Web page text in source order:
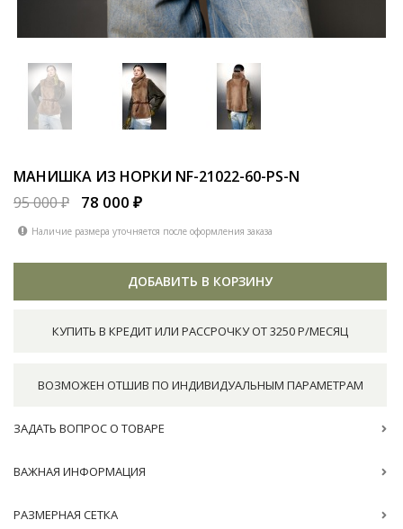
МАНИШКА ИЗ НОРКИ NF-21022-60-PS-N
95 000 ₽
78 000 ₽
Наличие размера уточняется после оформления заказа
ДОБАВИТЬ В КОРЗИНУ
КУПИТЬ В КРЕДИТ ИЛИ РАССРОЧКУ ОТ 3250 Р/МЕСЯЦ
ВОЗМОЖЕН ОТШИВ ПО ИНДИВИДУАЛЬНЫМ ПАРАМЕТРАМ
ЗАДАТЬ ВОПРОС О ТОВАРЕ
ВАЖНАЯ ИНФОРМАЦИЯ
РАЗМЕРНАЯ СЕТКА